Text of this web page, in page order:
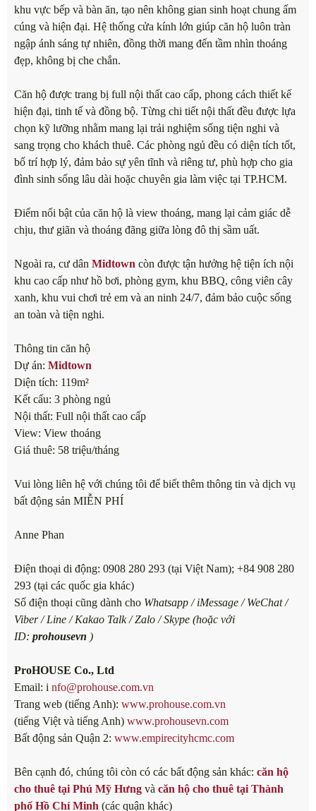
khu vực bếp và bàn ăn, tạo nên không gian sinh hoạt chung ấm
cúng và hiện đại. Hệ thống cửa kính lớn giúp căn hộ luôn tràn
ngập ánh sáng tự nhiên, đồng thời mang đến tầm nhìn thoáng
đẹp, không bị che chắn.
Căn hộ được trang bị full nội thất cao cấp, phong cách thiết kế
hiện đại, tinh tế và đồng bộ. Từng chi tiết nội thất đều được lựa
chọn kỹ lưỡng nhằm mang lại trải nghiệm sống tiện nghi và
sang trọng cho khách thuê. Các phòng ngủ đều có diện tích tốt,
bố trí hợp lý, đảm bảo sự yên tĩnh và riêng tư, phù hợp cho gia
đình sinh sống lâu dài hoặc chuyên gia làm việc tại TP.HCM.
Điểm nổi bật của căn hộ là view thoáng, mang lại cảm giác dễ
chịu, thư giãn và thoáng đãng giữa lòng đô thị sầm uất.
Ngoài ra, cư dân Midtown còn được tận hưởng hệ tiện ích nội
khu cao cấp như hồ bơi, phòng gym, khu BBQ, công viên cây
xanh, khu vui chơi trẻ em và an ninh 24/7, đảm bảo cuộc sống
an toàn và tiện nghi.
Thông tin căn hộ
Dự án: Midtown
Diện tích: 119m²
Kết cấu: 3 phòng ngủ
Nội thất: Full nội thất cao cấp
View: View thoáng
Giá thuê: 58 triệu/tháng
Vui lòng liên hệ với chúng tôi để biết thêm thông tin và dịch vụ
bất động sản MIỄN PHÍ
Anne Phan
Điện thoại di động: 0908 280 293 (tại Việt Nam); +84 908 280
293 (tại các quốc gia khác)
Số điện thoại cũng dành cho Whatsapp / iMessage / WeChat /
Viber / Line / Kakao Talk / Zalo / Skype (hoặc với
ID: prohousevn )
ProHOUSE Co., Ltd
Email: i nfo@prohouse.com.vn
Trang web (tiếng Anh): www.prohouse.com.vn
(tiếng Việt và tiếng Anh) www.prohousevn.com
Bất động sản Quận 2: www.empirecityhcmc.com
Bên cạnh đó, chúng tôi còn có các bất động sản khác: căn hộ
cho thuê tại Phú Mỹ Hưng và căn hộ cho thuê tại Thành
phố Hồ Chí Minh (các quận khác)